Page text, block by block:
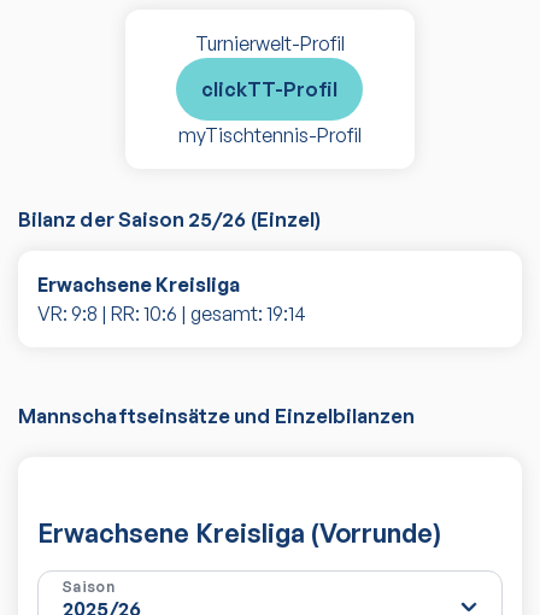
Turnierwelt-Profil
clickTT-Profil
myTischtennis-Profil
Bilanz der Saison 25/26 (Einzel)
Erwachsene Kreisliga
VR: 9:8 | RR: 10:6 | gesamt: 19:14
Mannschaftseinsätze und Einzelbilanzen
Erwachsene Kreisliga (Vorrunde)
Saison